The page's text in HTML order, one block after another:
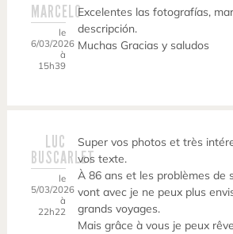
MARCELO
le
6/03/2026
à
15h39
Excelentes las fotografías,
descripción.
Muchas Gracias y saludos
LUC
BUSCARLET
le
5/03/2026
à
22h22
Super vos photos et très
vos texte.
À 86 ans et les problèmes de
vont avec je ne peux plus
grands voyages.
Mais grâce à vous je peux